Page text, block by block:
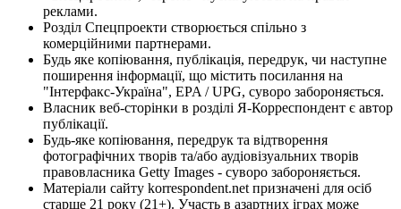
реклами.
Розділ Спецпроекти створюється спільно з
комерційними партнерами.
Будь яке копіювання, публікація, передрук, чи наступне
поширення інформації, що містить посилання на
"Інтерфакс-Україна", EPA / UPG, суворо забороняється.
Власник веб-сторінки в розділі Я-Корреспондент є автор
публікації.
Будь-яке копіювання, передрук та відтворення
фотографічних творів та/або аудіовізуальних творів
правовласника Getty Images - суворо забороняється.
Матеріали сайту korrespondent.net призначені для осіб
старше 21 року (21+). Участь в азартних іграх може